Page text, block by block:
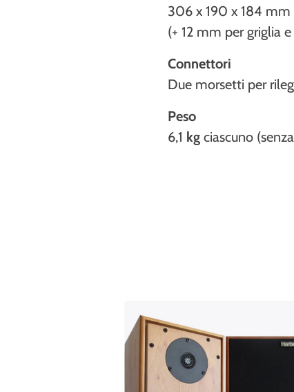
306 x 190 x 184 mm
(+ 12 mm per griglia
Connettori
Due morsetti per
Peso
6,1 kg ciascuno